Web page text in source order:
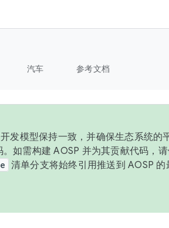
汽车 参考文档
发模型保持一致，并确保生态系统的
如需构建 AOSP 并为其贡献代码，
清单分支将始终引用推送到 AOSP